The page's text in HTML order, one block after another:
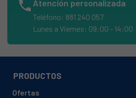
AEG, L62605
AEG, L62810
AEG, L64740VFL
AEG, L6479AFL
phone Atención personalizada
Teléfono: 881 240 057
Lunes a Viernes: 09:00 - 14:00
PRODUCTOS
Ofertas